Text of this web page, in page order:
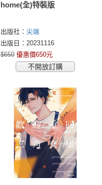
home(全)特裝版
出版社： 尖端
出版日：20231116
$650 優惠價650元
不開放訂購